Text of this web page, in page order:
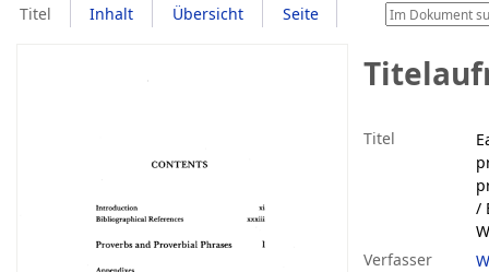
Titel Inhalt Übersicht Seite
Titel
/
Verfasser